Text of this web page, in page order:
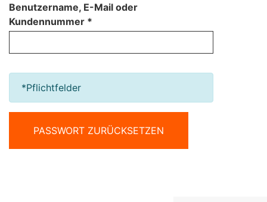
Benutzername, E-Mail oder
Kundennummer
*Pflichtfelder
PASSWORT ZURÜCKSETZEN